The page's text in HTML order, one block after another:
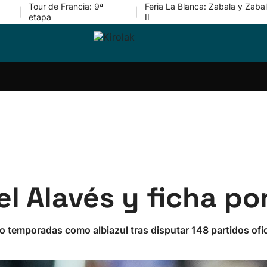
Tour de Francia: 9ª
etapa
Feria La Blanca: Zabala y
II
Equipos
Alavés y ficha
temporadas como albiazul tras disputar 148 partidos